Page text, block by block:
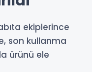
ekiplerince
son kullanma
ürünü ele